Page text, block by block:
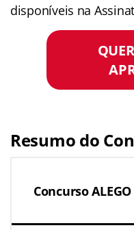
disponíveis na
Resumo do
Concurso ALEGO